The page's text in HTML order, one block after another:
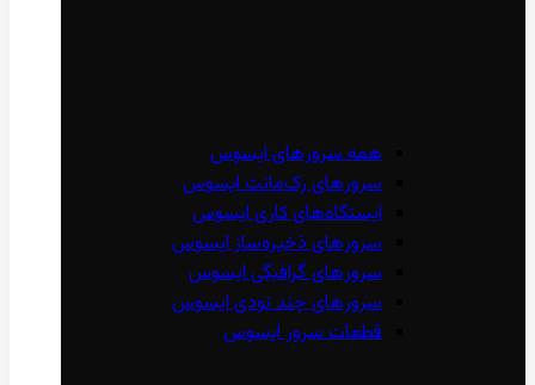
همه سرور‌های ایسوس
سرور‌های رک‌مانت ایسوس
ایستگاه‌های کاری ایسوس
سرور‌های ذخیره‌ساز ایسوس
سرور‌های گرافیگی ایسوس
سرور‌های چند نودی ایسوس
قطعات سرور ایسوس